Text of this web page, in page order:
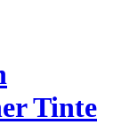
Tinte